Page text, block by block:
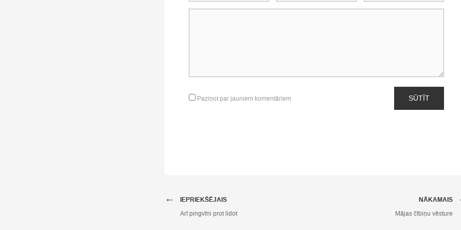
Paziņot par jauniem komentāriem SŪTĪT
IEPRIEKŠĒJAIS
←
Arī pingvīni prot lidot
NĀKAMAIS
Mājas čībiņu vēsture